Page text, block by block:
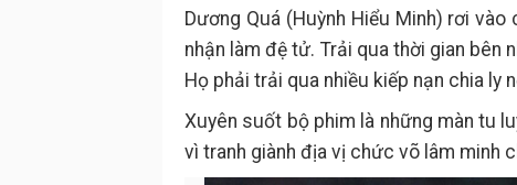
Dương Quá (Huỳnh Hiểu Minh) rơi
nhận làm đệ tử. Trải qua thời gian bên
Họ phải trải qua nhiều kiếp nạn chia ly
Xuyên suốt bộ phim là những màn tu
vì tranh giành địa vị chức võ lâm minh